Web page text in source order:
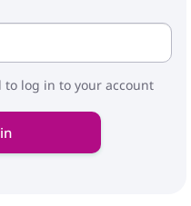
to log in to your account